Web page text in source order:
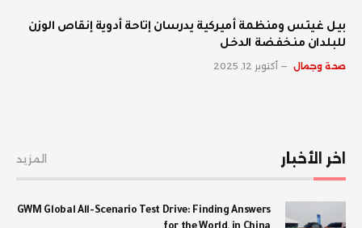
بيل غيتس ومنظمة أميركية يدرسان إتاحة أدوية إنقاص الوزن
للبلدان منخفضة الدخل
صحة وجمال أكتوبر 12, 2025
اخر الأخبار المزيد
GWM Global All-Scenario Test Drive: Finding Answers